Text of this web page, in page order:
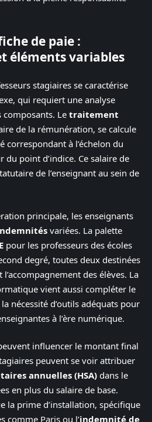
de paie :
éléments variables
stagiaires se caractérise
qui requiert une analyse
composants. Le traitement
de la rémunération, se calcule
correspondant à l’échelon du
du point d’indice. Ce salaire de
de l’enseignant au sein de
principale, les enseignants
variées. La palette
pour les professeurs des écoles
degré, toutes deux destinées
des élèves. La
vient aussi compléter le
nécessité d’outils adéquats pour
à l’ère numérique.
influencer le montant final
peuvent se voir attribuer
annuelles (HSA) dans le
en plus du salaire de base.
la prime d’installation, spécifique
comme Paris ou l’indemnité de